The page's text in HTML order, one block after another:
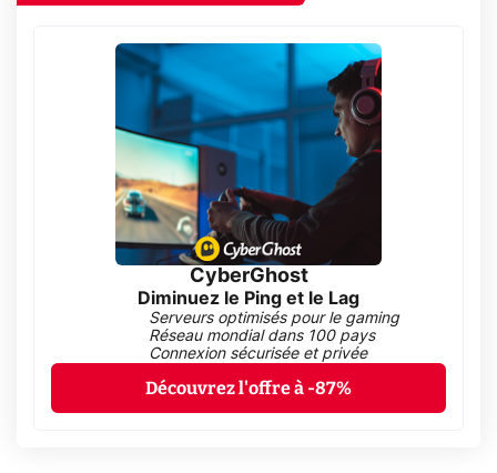
CyberGhost
Diminuez le Ping et le Lag
Serveurs optimisés pour le gaming
Réseau mondial dans 100 pays
Connexion sécurisée et privée
Découvrez l'offre à -87%